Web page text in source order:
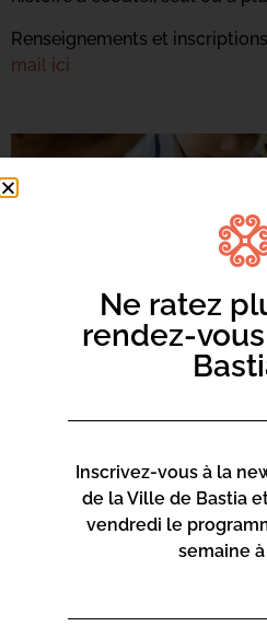
Renseignements et
mail ici
Ne ratez
rendez-
Inscrivez-vous à la
de la Ville de Bastia
vendredi le
semaine